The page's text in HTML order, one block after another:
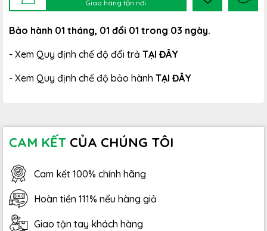
Giao hàng tận nơi
Bảo hành 01 tháng, 01 đổi 01 trong 03 ngày.
- Xem Quy định chế độ đổi trả TẠI ĐÂY
- Xem Quy định chế độ bảo hành TẠI ĐÂY
CAM KẾT CỦA CHÚNG TÔI
Cam kết 100% chính hãng
Hoàn tiền 111% nếu hàng giả
Giao tận tay khách hàng